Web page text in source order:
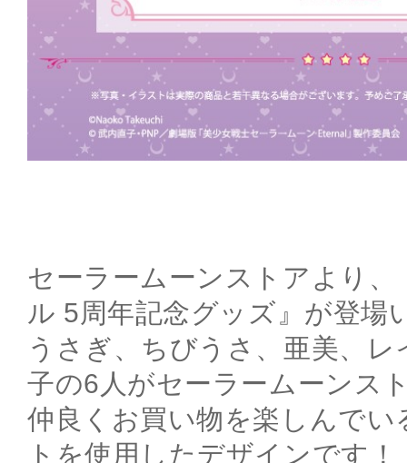
セーラームーンストアより
ル 5周年記念グッズ』が登場
うさぎ、ちびうさ、亜美、
子の6人がセーラームーンス
仲良くお買い物を楽しんでい
トを使用したデザインです！